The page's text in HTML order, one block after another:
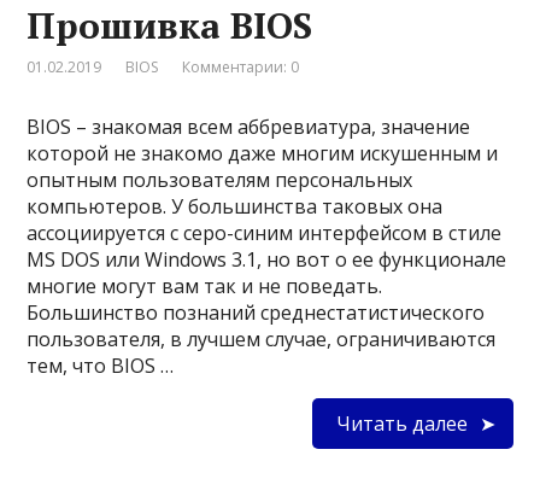
Прошивка BIOS
01.02.2019 BIOS Комментарии: 0
BIOS – знакомая всем аббревиатура, значение
которой не знакомо даже многим искушенным и
опытным пользователям персональных
компьютеров. У большинства таковых она
ассоциируется с серо-синим интерфейсом в стиле
MS DOS или Windows 3.1, но вот о ее функционале
многие могут вам так и не поведать.
Большинство познаний среднестатистического
пользователя, в лучшем случае, ограничиваются
тем, что BIOS …
Читать далее